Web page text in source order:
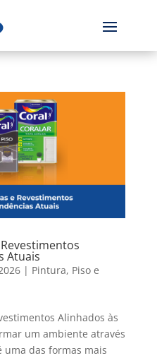
Atuais
| Pintura, Piso e
Alinhados às
um ambiente através
uma das formas mais